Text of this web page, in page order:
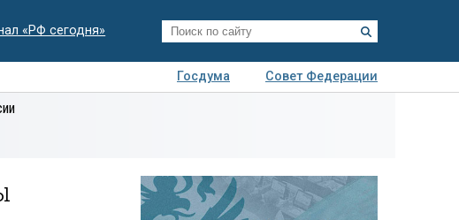
«РФ сегодня»
Госдума
Совет Федерации
Деловая